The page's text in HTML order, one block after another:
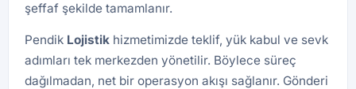
şeffaf şekilde tamamlanır.
Pendik Lojistik hizmetimizde teklif, yük kabul ve sevk
adımları tek merkezden yönetilir. Böylece süreç
dağılmadan, net bir operasyon akışı sağlanır. Gönderi